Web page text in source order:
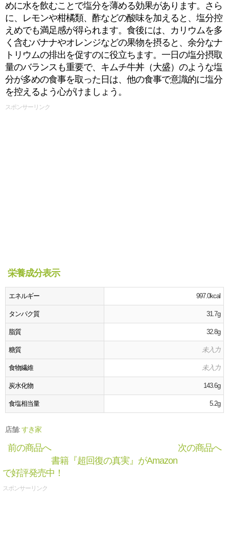
めに水を飲むことで塩分を薄める効果があります。さら
に、レモンや柑橘類、酢などの酸味を加えると、塩分控
えめでも満足感が得られます。食後には、カリウムを多
く含むバナナやオレンジなどの果物を摂ると、余分なナ
トリウムの排出を促すのに役立ちます。一日の塩分摂取
量のバランスも重要で、キムチ牛丼（大盛）のような塩
分が多めの食事を取った日は、他の食事で意識的に塩分
を控えるよう心がけましょう。
スポンサーリンク
栄養成分表示
エネルギー 997.0kcal
タンパク質 31.7g
脂質 32.8g
糖質 未入力
食物繊維 未入力
炭水化物 143.6g
食塩相当量 5.2g
店舗:すき家
前の商品へ
次の商品へ
書籍『超回復の真実』がAmazon
で好評発売中！
スポンサーリンク